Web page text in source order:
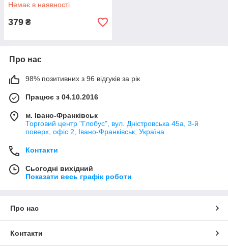
Немає в наявності
379 ₴
Про нас
98% позитивних з 96 відгуків за рік
Працює з 04.10.2016
м. Івано-Франківськ
Торговий центр "Глобус", вул. Дністровська 45а, 3-й
поверх, офіс 2, Івано-Франківськ, Україна
Контакти
Сьогодні вихідний
Показати весь графік роботи
Про нас
Контакти